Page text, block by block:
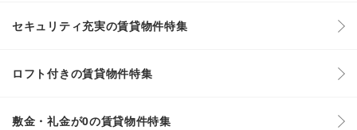
セキュリティ充実の賃貸物件特集
ロフト付きの賃貸物件特集
敷金・礼金が0の賃貸物件特集